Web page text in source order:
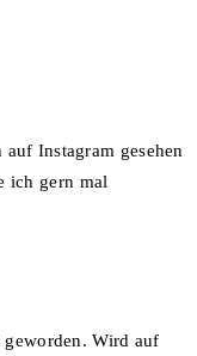
Instagram gesehen
ich gern mal
Wird auf